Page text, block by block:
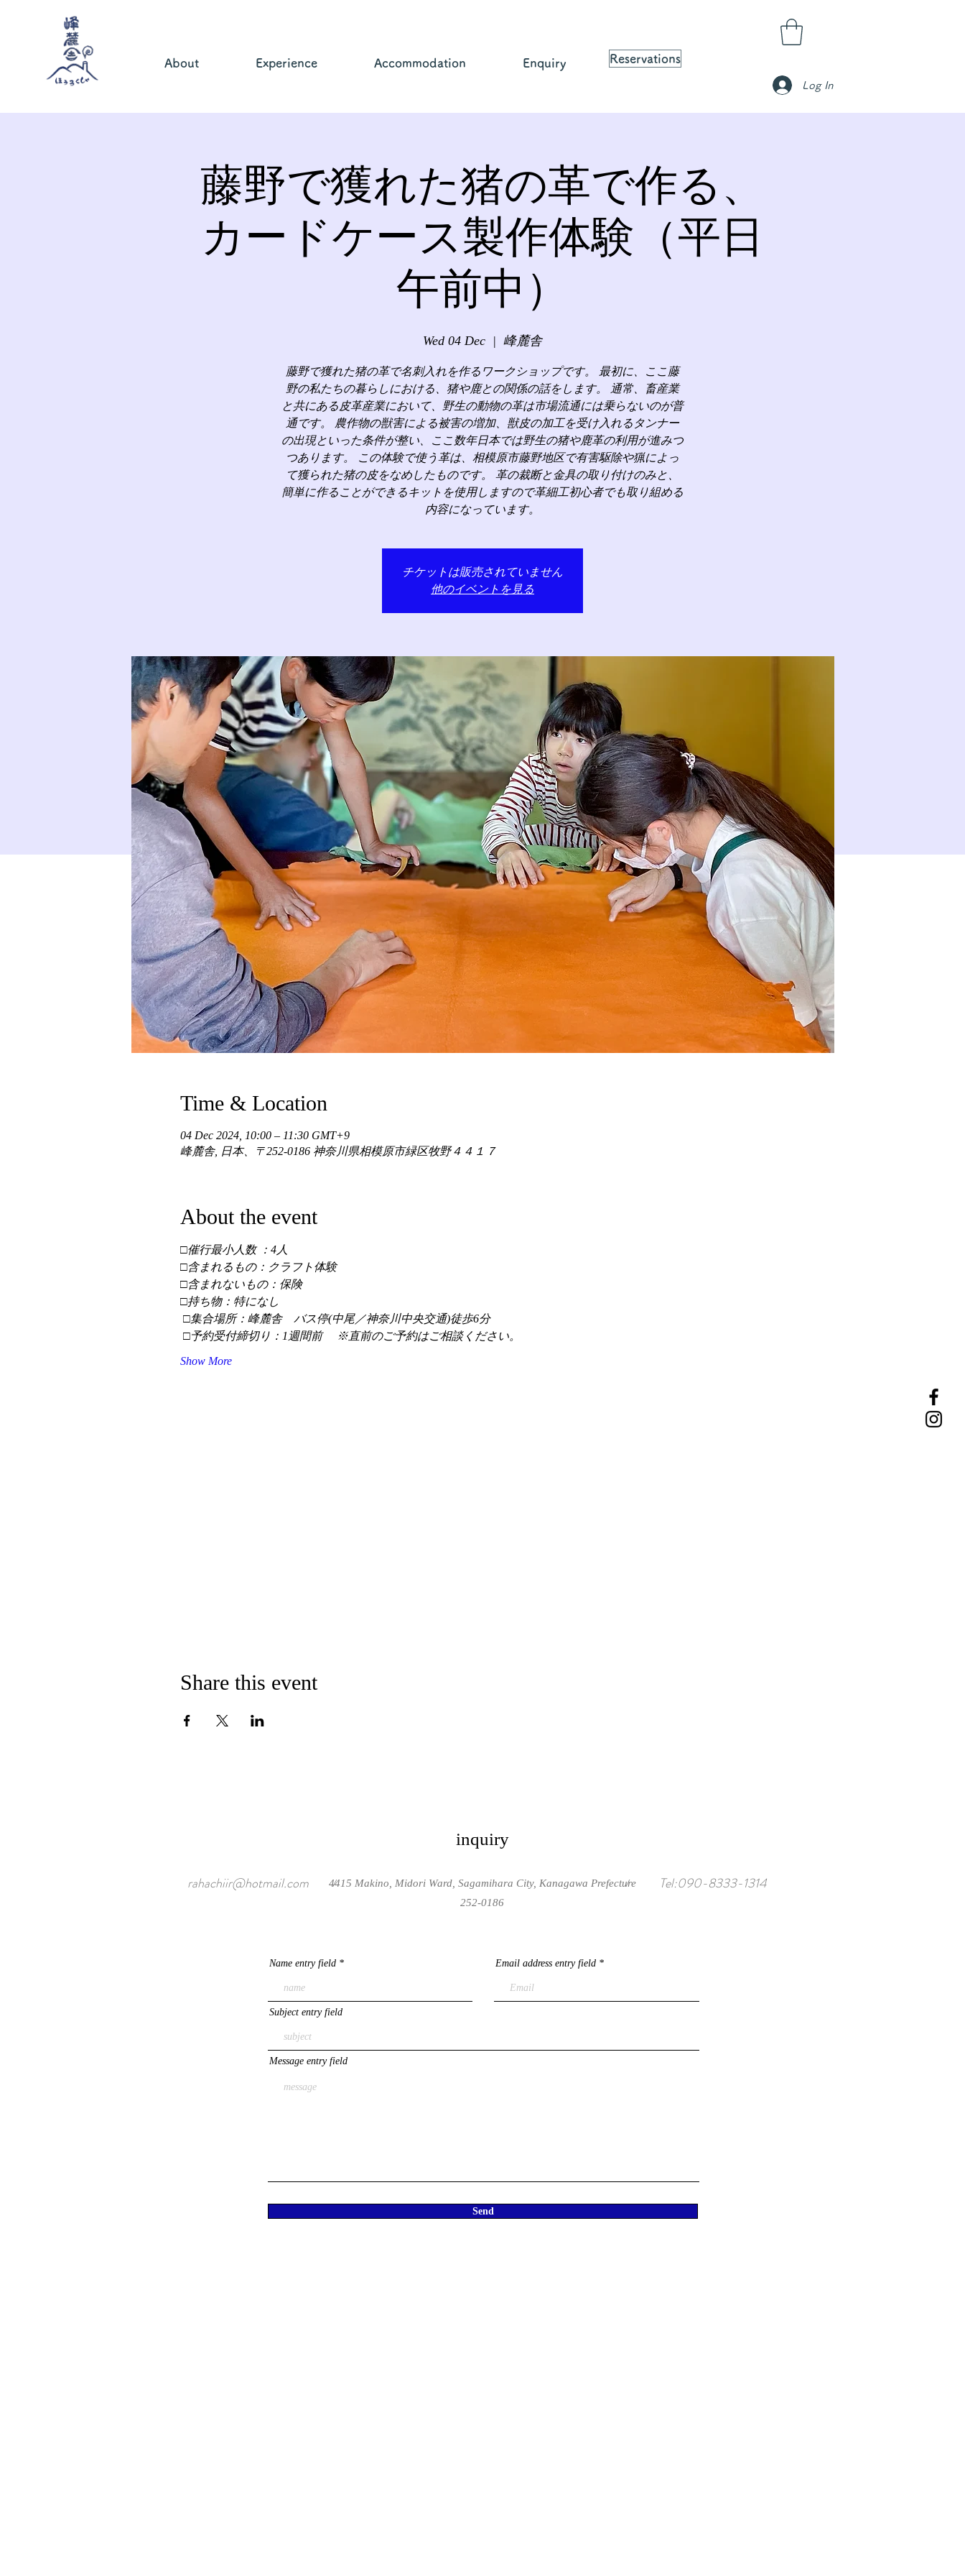
About Experience Accommodation Enquiry Reservations
Log In
藤野で獲れた猪の革で作る、
カードケース製作体験（平日
午前中）
Wed 04 Dec
  |
峰麓舎
藤野で獲れた猪の革で名刺入れを作るワークショップです。 最初に、ここ藤
野の私たちの暮らしにおける、猪や鹿との関係の話をします。 通常、畜産業
と共にある皮革産業において、野生の動物の革は市場流通には乗らないのが普
通です。 農作物の獣害による被害の増加、獣皮の加工を受け入れるタンナー
の出現といった条件が整い、ここ数年日本では野生の猪や鹿革の利用が進みつ
つあります。 この体験で使う革は、相模原市藤野地区で有害駆除や猟によっ
て獲られた猪の皮をなめしたものです。 革の裁断と金具の取り付けのみと、
簡単に作ることができるキットを使用しますので革細工初心者でも取り組める
内容になっています。
チケットは販売されていません
他のイベントを見る
Time & Location
04 Dec 2024, 10:00 – 11:30 GMT+9
峰麓舎, 日本、〒252-0186 神奈川県相模原市緑区牧野４４１７
About the event
□催行最小人数 ：4人
□含まれるもの：クラフト体験
□含まれないもの：保険
□持ち物：特になし
□集合場所：峰麓舎　バス停(中尾／神奈川中央交通)徒歩6分
□予約受付締切り：1週間前 　※直前のご予約はご相談ください。
Show More
Share this event
inquiry
rahachiir@hotmail.com /
4415 Makino, Midori Ward, Sagamihara City, Kanagawa Prefecture
252-0186
/ Tel:090-8333-1314
Name entry field Email address entry field
Subject entry field
Message entry field
Send